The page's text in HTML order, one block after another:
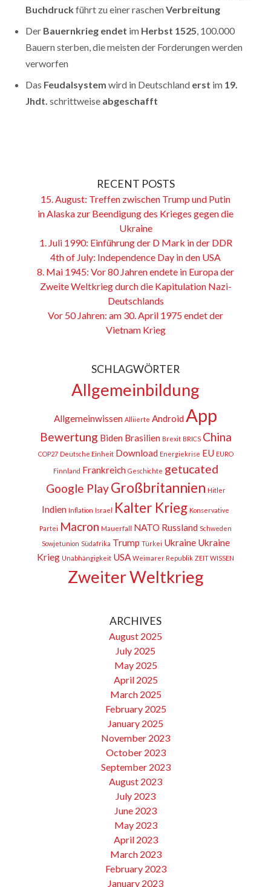
Buchdruckführt zu einer raschenVerbreitung
Der Bauernkrieg endet im Herbst 1525, 100.000
Bauern sterben, die meisten der Forderungen werden
verworfen
Das Feudalsystem wird in Deutschland erst im 19.
Jhdt. schrittweise abgeschafft
RECENT POSTS
15. August: Treffen zwischen Trump und Putin
in Alaska zur Beendigung des Krieges gegen die
Ukraine
1. Juli 1990: Einführung der D Mark in der DDR
4th of July: Independence Day in den USA
8. Mai 1945: Vor 80 Jahren endete in Europa der
Zweite Weltkrieg durch die Kapitulation Nazi-
Deutschlands
Vor 50 Jahren: am 30. April 1975 endet der
Vietnam Krieg
SCHLAGWÖRTER
Allgemeinbildung
Allgemeinwissen Alliierte Android App
Bewertung Biden Brasilien Brexit BRICS China
COP27 Deutsche Einheit Download Energiekrise EU EURO
Finnland Frankreich Geschichte getucated
Google PlayGroßbritannien Hitler
Indien Inflation Israel Kalter Krieg Konservative
Partei Macron Mauerfall NATO Russland Schweden
Sowjetunion Südafrika Trump Türkei Ukraine Ukraine
Krieg Unabhängigkeit USA Weimarer Republik ZEIT WISSEN
Zweiter Weltkrieg
ARCHIVES
August 2025
July 2025
May 2025
April 2025
March 2025
February 2025
January 2025
November 2023
October 2023
September 2023
August 2023
July 2023
June 2023
May 2023
April 2023
March 2023
February 2023
January 2023